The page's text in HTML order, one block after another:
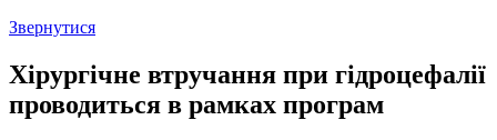
Звернутися
Хірургічне втручання при гідроцефалії
проводиться в рамках програм